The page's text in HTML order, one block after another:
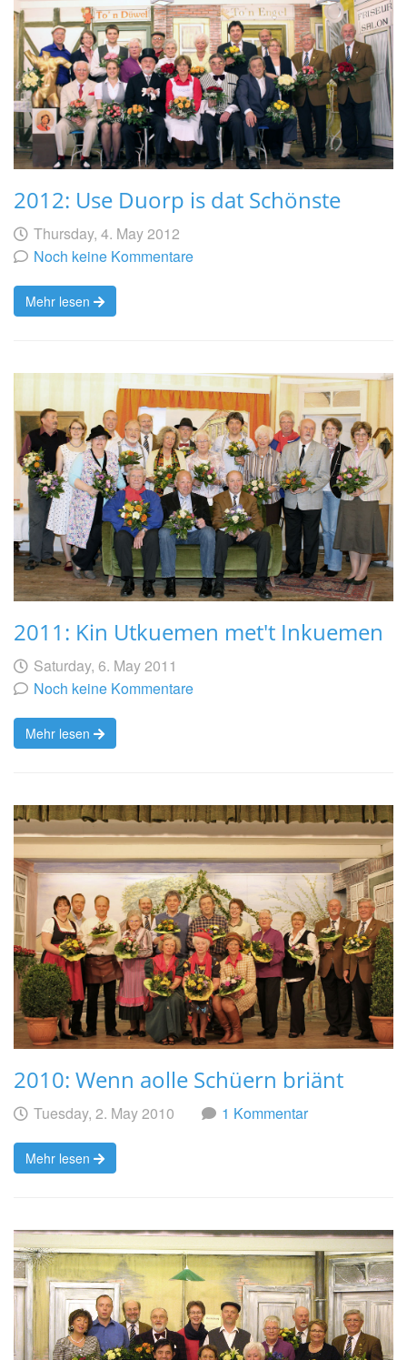
2012: Use Duorp is dat Schönste
Geschrieben
von
am Thursday, 4. May 2012
Noch keine Kommentare
Mehr lesen
2011: Kin Utkuemen met't Inkuemen
Geschrieben
von
am Saturday, 6. May 2011
Noch keine Kommentare
Mehr lesen
2010: Wenn aolle Schüern briänt
Geschrieben
am Tuesday, 2. May 2010 1 Kommentar
Mehr lesen